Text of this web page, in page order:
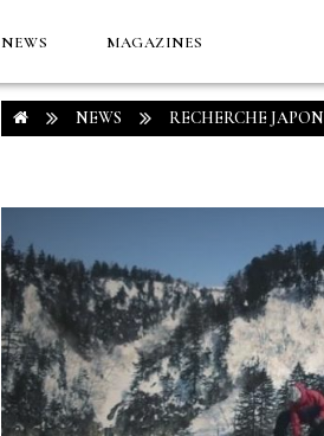
NEWS MAGAZINES
NEWS RECHERCHE JAPON